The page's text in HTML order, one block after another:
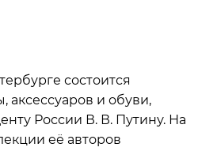
состоится
и обуви,
России В. В. Путину. На
её авторов